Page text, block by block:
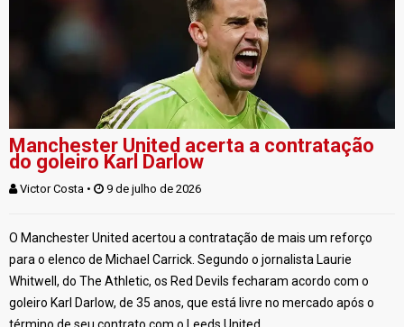
Manchester United acerta a contratação
do goleiro Karl Darlow
Victor Costa • 9 de julho de 2026
O Manchester United acertou a contratação de mais um reforço
para o elenco de Michael Carrick. Segundo o jornalista Laurie
Whitwell, do The Athletic, os Red Devils fecharam acordo com o
goleiro Karl Darlow, de 35 anos, que está livre no mercado após o